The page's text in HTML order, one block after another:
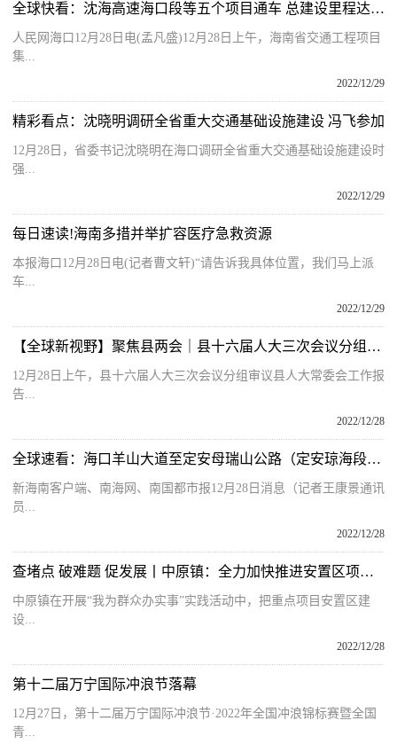
全球快看：沈海高速海口段等五个项目通车 总建设里程达298公里
人民网海口12月28日电(孟凡盛)12月28日上午，海南省交通工程项目
集...
2022/12/29
精彩看点：沈晓明调研全省重大交通基础设施建设 冯飞参加
12月28日，省委书记沈晓明在海口调研全省重大交通基础设施建设时
强...
2022/12/29
每日速读!海南多措并举扩容医疗急救资源
本报海口12月28日电(记者曹文轩)“请告诉我具体位置，我们马上派
车...
2022/12/29
【全球新视野】聚焦县两会｜县十六届人大三次会议分组审议县人大常委会工作报告及“两院”工作报告
12月28日上午，县十六届人大三次会议分组审议县人大常委会工作报
告...
2022/12/28
全球速看：海口羊山大道至定安母瑞山公路（定安琼海段）开工 计划2025年底建成通车
新海南客户端、南海网、南国都市报12月28日消息（记者王康景通讯
员...
2022/12/28
查堵点 破难题 促发展丨中原镇：全力加快推进安置区项目建设 着力提升群众获得感和幸福感
中原镇在开展“我为群众办实事”实践活动中，把重点项目安置区建
设...
2022/12/28
第十二届万宁国际冲浪节落幕
12月27日，第十二届万宁国际冲浪节·2022年全国冲浪锦标赛暨全国
青...